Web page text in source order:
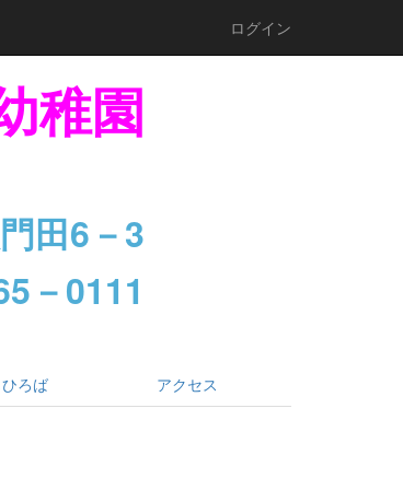
ログイン
稚園
田6－3
0111
ろば アクセス